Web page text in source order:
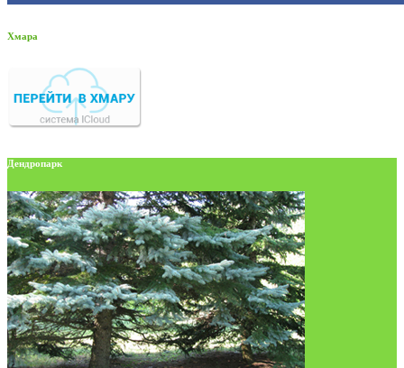
Хмара
Дендропарк